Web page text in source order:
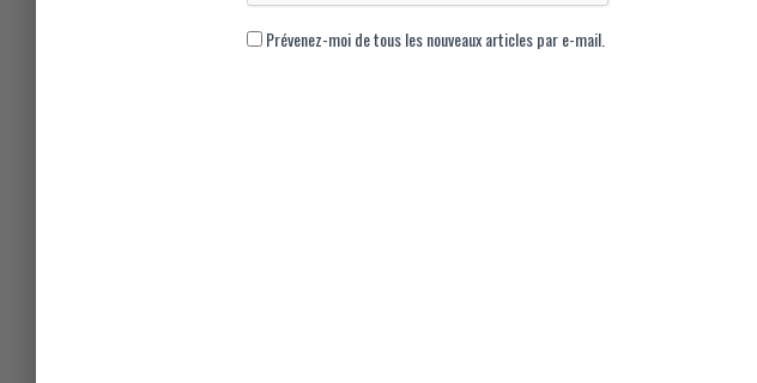
Prévenez-moi de tous les nouveaux articles par e-mail.